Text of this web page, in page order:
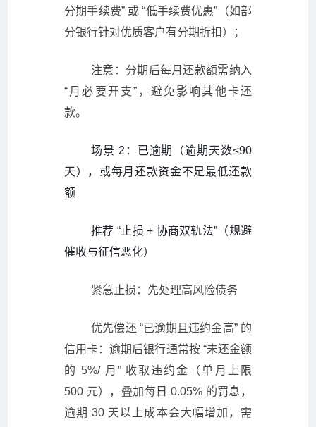
分期手续费” 或 “低手续费优惠”（如部
分银行针对优质客户有分期折扣）；
注意：分期后每月还款额需纳入
“月必要开支”，避免影响其他卡还
款。
场景 2：已逾期（逾期天数≤90
天），或每月还款资金不足最低还款
额
推荐 “止损 + 协商双轨法”（规避
催收与征信恶化）
紧急止损：先处理高风险债务
优先偿还 “已逾期且违约金高” 的
信用卡：逾期后银行通常按 “未还金额
的 5%/ 月” 收取违约金（单月上限
500 元），叠加每日 0.05% 的罚息，
逾期 30 天以上成本会大幅增加，需